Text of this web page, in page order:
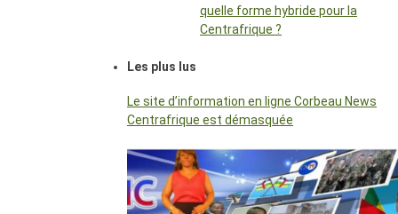
quelle forme hybride pour la
Centrafrique ?
Les plus lus
Le site d’information en ligne Corbeau News
Centrafrique est démasquée